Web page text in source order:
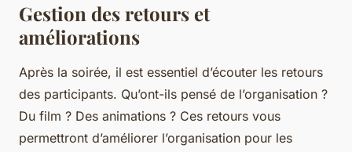
Gestion des retours et
améliorations
Après la soirée, il est essentiel d’écouter les retours
des participants. Qu’ont-ils pensé de l’organisation ?
Du film ? Des animations ? Ces retours vous
permettront d’améliorer l’organisation pour les